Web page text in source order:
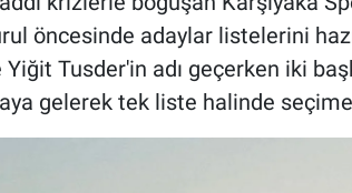
öncesinde adaylar listelerini
Yiğit Tusder'in adı geçerken iki
gelerek tek liste halinde